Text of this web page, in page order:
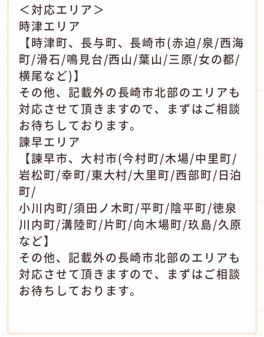
＜対応エリア＞
時津エリア
【時津町、長与町、長崎市(赤迫/泉/西海
町/滑石/鳴見台/西山/葉山/三原/女の都/
横尾など)】
その他、記載外の長崎市北部のエリアも
対応させて頂きますので、まずはご相談
お待ちしております。
諫早エリア
【諫早市、大村市(今村町/木場/中里町/
岩松町/幸町/東大村/大里町/西部町/日泊
町/
小川内町/須田ノ木町/平町/陰平町/徳泉
川内町/溝陸町/片町/向木場町/玖島/久原
など】
その他、記載外の長崎市北部のエリアも
対応させて頂きますので、まずはご相談
お待ちしております。